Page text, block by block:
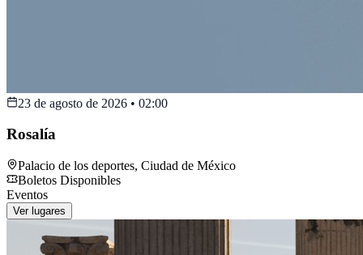
23 de agosto de 2026 • 02:00
Rosalía
Palacio de los deportes, Ciudad de México
Boletos Disponibles
Eventos
Ver lugares